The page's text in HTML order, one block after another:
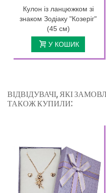
Кулон із ланцюжком зі
знаком Зодіаку "Козеріг"
(45 см)
У КОШИК
ВІДВІДУВАЧІ, ЯКІ
ТАКОЖ КУПИЛИ: